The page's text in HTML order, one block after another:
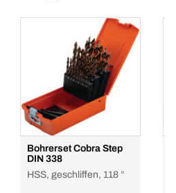
Bohrerset Cobra Step
DIN 338
HSS, geschliffen, 118 °